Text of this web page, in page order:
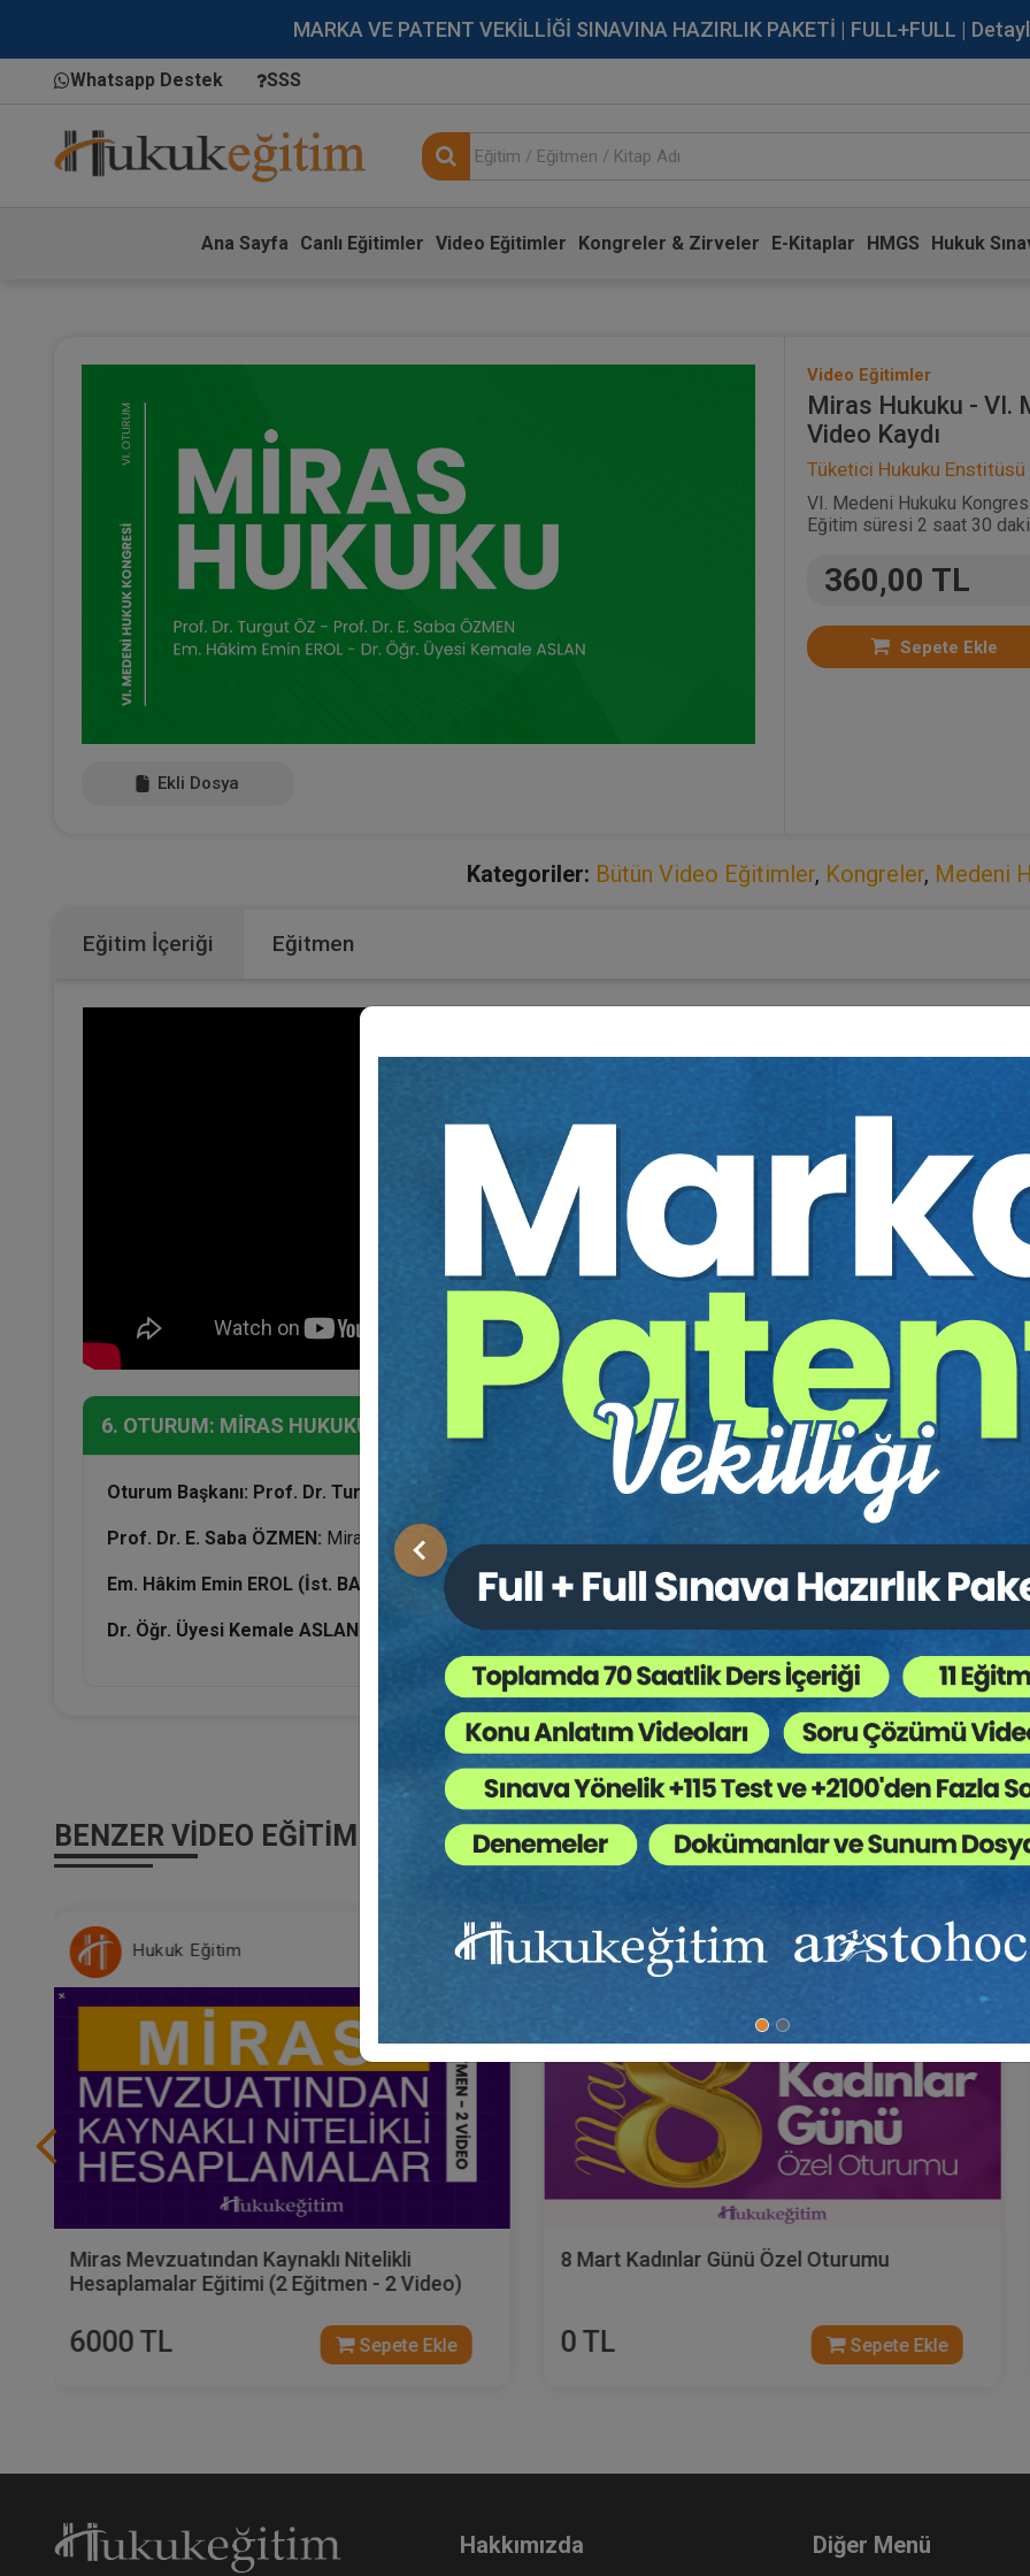
MARKA VE PATENT VEKİLLİĞİ SINAVINA HAZIRLIK PAKETİ | FULL+FULL |
Whatsapp Destek SSS
Ana Sayfa Canlı Eğitimler Video Eğitimler Kongreler & Zirveler E-Kitaplar HMGS Hukuk
Önceki
Ekli Dosya
Video Eğitimler
Miras Hukuku - VI.
Video Kaydı
Tüketici Hukuku Enstitüsü
VI. Medeni Hukuku
Eğitim süresi 2 saat 30
360,00 TL
Sepete Ekle
Kategoriler: Bütün Video Eğitimler, Kongreler, Medeni
Eğitim İçeriği Eğitmen
6. OTURUM: MİRAS HUKUKU
Oturum Başkanı: Prof. Dr. Turgut ÖZ
Prof. Dr. E. Saba ÖZMEN: Miras Paylaşım Sözleşmelerinin Niteliği Ve Uygulama Yanılgıları
Em. Hâkim Emin EROL (İst. BAM 6. HD. E. Üyesi): Vasiyetnamenin açılması ve iptali
Dr. Öğr. Üyesi Kemale ASLAN: Miras Hukukunda Dijital İrade ve Yapay Zekâ Destekli Vasiyetnameler: Klasik
BENZER VIDEO EĞITIMLER
Hukuk Eğitim
Miras Mevzuatından Kaynaklı Nitelikli
Hesaplamalar Eğitimi (2 Eğitmen - 2 Video)
6000 TL Sepete Ekle
Hukuk Eğitim
8 Mart Kadınlar Günü Özel Oturumu
0 TL Sepete Ekle
Hakkımızda Diğer Menü